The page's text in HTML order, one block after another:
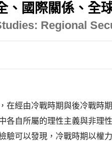
、國際關係、全
Regional
經由冷戰時期與後冷戰
自所屬的理性主義與非理
可以發現，冷戰時期以